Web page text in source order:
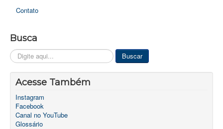
Contato
Busca
Pesquisar... Buscar
Acesse Também
Instagram
Facebook
Canal no YouTube
Glossário